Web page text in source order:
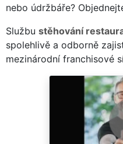
nebo údržbáře?
Službu stěhování
spolehlivě a odborně
mezinárodní franchisové